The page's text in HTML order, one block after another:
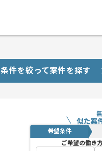
条件を絞って案件を探す
似た案
希望条件
ご希望の働き